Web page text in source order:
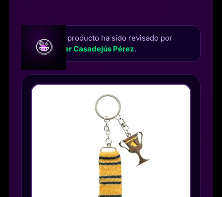
🤪 Este producto ha sido revisado por
Roger Casadejús Pérez.